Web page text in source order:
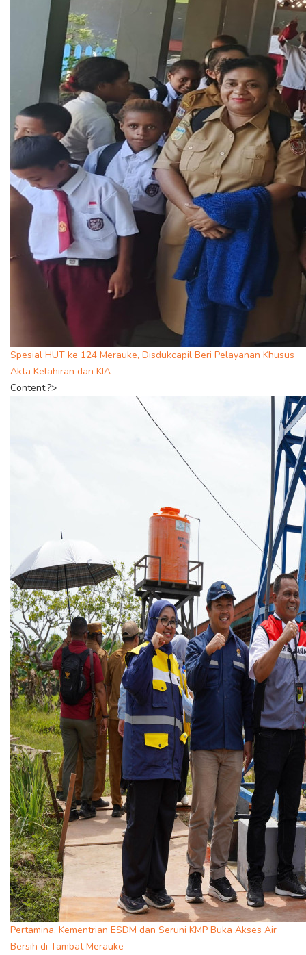
Spesial HUT ke 124 Merauke, Disdukcapil Beri Pelayanan Khusus
Akta Kelahiran dan KIA
Content;?>
Pertamina, Kementrian ESDM dan Seruni KMP Buka Akses Air
Bersih di Tambat Merauke